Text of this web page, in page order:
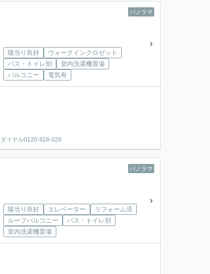
パノラマ
陽当り良好
ウォークインクロゼット
バス・トイレ別
室内洗濯機置場
バルコニー
電気有
ヤル0120-928-028
パノラマ
陽当り良好 エレベーター
リフォーム済
ルーフバルコニー
バス・トイレ別
室内洗濯機置場